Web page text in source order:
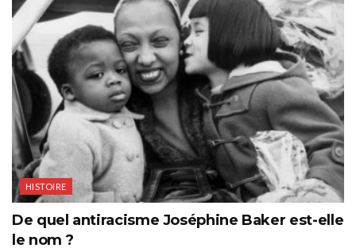
HISTOIRE
De quel antiracisme Joséphine Baker est-elle
le nom ?